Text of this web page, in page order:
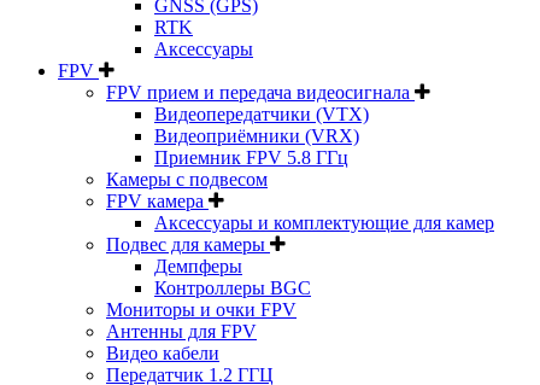
GNSS (GPS)
RTK
Аксессуары
FPV
FPV прием и передача видеосигнала
Видеопередатчики (VTX)
Видеоприёмники (VRX)
Приемник FPV 5.8 ГГц
Камеры с подвесом
FPV камера
Аксессуары и комплектующие для камер
Подвес для камеры
Демпферы
Контроллеры BGC
Мониторы и очки FPV
Антенны для FPV
Видео кабели
Передатчик 1.2 ГГЦ